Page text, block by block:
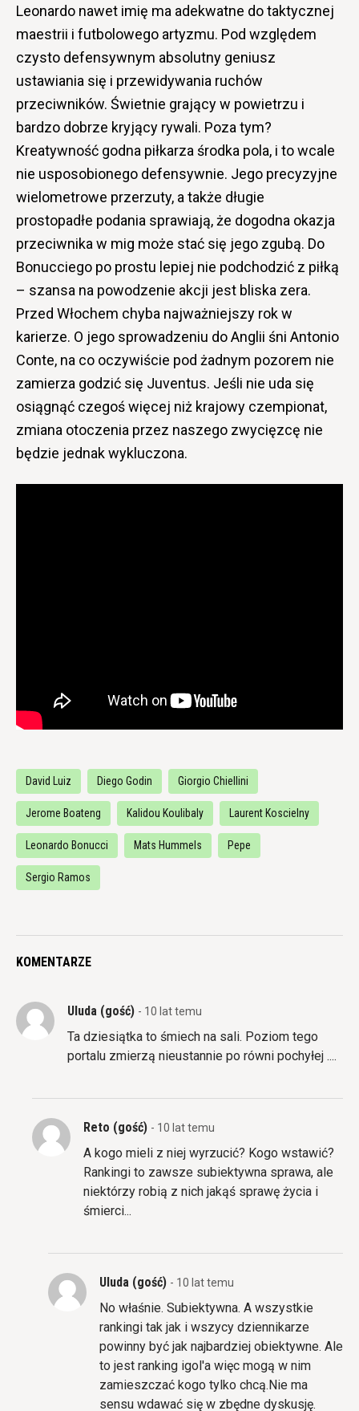
Leonardo nawet imię ma adekwatne do taktycznej
maestrii i futbolowego artyzmu. Pod względem
czysto defensywnym absolutny geniusz
ustawiania się i przewidywania ruchów
przeciwników. Świetnie grający w powietrzu i
bardzo dobrze kryjący rywali. Poza tym?
Kreatywność godna piłkarza środka pola, i to wcale
nie usposobionego defensywnie. Jego precyzyjne
wielometrowe przerzuty, a także długie
prostopadłe podania sprawiają, że dogodna okazja
przeciwnika w mig może stać się jego zgubą. Do
Bonucciego po prostu lepiej nie podchodzić z piłką
– szansa na powodzenie akcji jest bliska zera.
Przed Włochem chyba najważniejszy rok w
karierze. O jego sprowadzeniu do Anglii śni Antonio
Conte, na co oczywiście pod żadnym pozorem nie
zamierza godzić się Juventus. Jeśli nie uda się
osiągnąć czegoś więcej niż krajowy czempionat,
zmiana otoczenia przez naszego zwycięzcę nie
będzie jednak wykluczona.
David Luiz Diego Godin Giorgio Chiellini
Jerome Boateng Kalidou Koulibaly Laurent Koscielny
Leonardo Bonucci Mats Hummels Pepe
Sergio Ramos
KOMENTARZE
Uluda (gość) - 10 lat temu
Ta dziesiątka to śmiech na sali. Poziom tego
portalu zmierzą nieustannie po równi pochyłej ....
Reto (gość) - 10 lat temu
A kogo mieli z niej wyrzucić? Kogo wstawić?
Rankingi to zawsze subiektywna sprawa, ale
niektórzy robią z nich jakąś sprawę życia i
śmierci...
Uluda (gość) - 10 lat temu
No właśnie. Subiektywna. A wszystkie
rankingi tak jak i wszycy dziennikarze
powinny być jak najbardziej obiektywne. Ale
to jest ranking igol'a więc mogą w nim
zamieszczać kogo tylko chcą.Nie ma
sensu wdawać się w zbędne dyskusję.